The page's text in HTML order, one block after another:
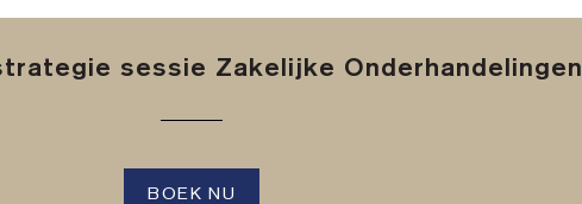
sessie Zakelijke Onderhandelingen
BOEK NU